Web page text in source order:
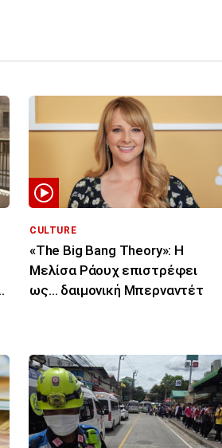
CULTURE
«The Big Bang Theory»: Η
Μελίσα Ράουχ επιστρέφει
ως… δαιμονική Μπερναντέτ